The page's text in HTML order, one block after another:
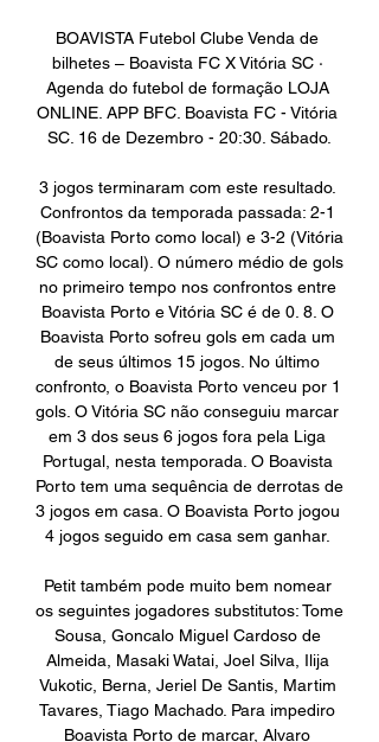
BOAVISTA Futebol Clube Venda de
bilhetes – Boavista FC X Vitória SC ·
Agenda do futebol de formação LOJA
ONLINE. APP BFC. Boavista FC - Vitória
SC. 16 de Dezembro - 20:30. Sábado.
3 jogos terminaram com este resultado.
Confrontos da temporada passada: 2-1
(Boavista Porto como local) e 3-2 (Vitória
SC como local). O número médio de gols
no primeiro tempo nos confrontos entre
Boavista Porto e Vitória SC é de 0. 8. O
Boavista Porto sofreu gols em cada um
de seus últimos 15 jogos. No último
confronto, o Boavista Porto venceu por 1
gols. O Vitória SC não conseguiu marcar
em 3 dos seus 6 jogos fora pela Liga
Portugal, nesta temporada. O Boavista
Porto tem uma sequência de derrotas de
3 jogos em casa. O Boavista Porto jogou
4 jogos seguido em casa sem ganhar.
Petit também pode muito bem nomear
os seguintes jogadores substitutos: Tome
Sousa, Goncalo Miguel Cardoso de
Almeida, Masaki Watai, Joel Silva, Ilija
Vukotic, Berna, Jeriel De Santis, Martim
Tavares, Tiago Machado. Para impediro
Boavista Porto de marcar, Alvaro